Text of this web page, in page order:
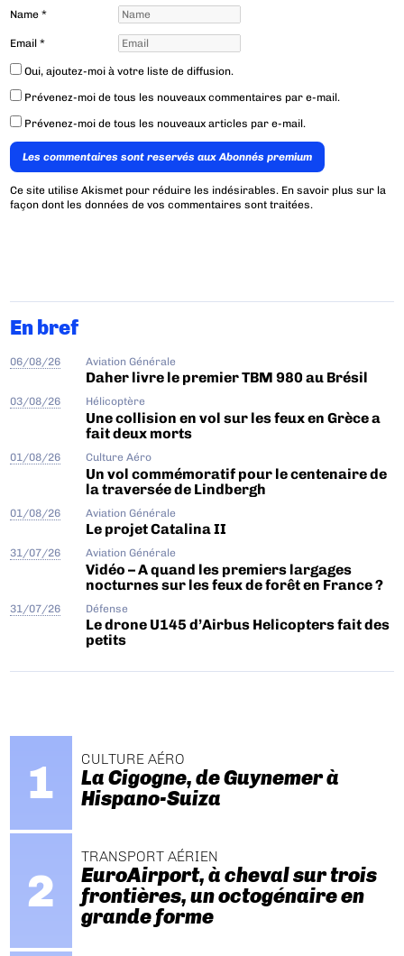
Name*
Email*
Oui, ajoutez-moi à votre liste de diffusion.
Prévenez-moi de tous les nouveaux commentaires par e-mail.
Prévenez-moi de tous les nouveaux articles par e-mail.
Les commentaires sont reservés aux Abonnés premium
Ce site utilise Akismet pour réduire les indésirables. En savoir plus sur la
façon dont les données de vos commentaires sont traitées.
En bref
06/08/26 Aviation Générale
Daher livre le premier TBM 980 au Brésil
03/08/26 Hélicoptère
Une collision en vol sur les feux en Grèce a
fait deux morts
01/08/26 Culture Aéro
Un vol commémoratif pour le centenaire de
la traversée de Lindbergh
01/08/26 Aviation Générale
Le projet Catalina II
31/07/26 Aviation Générale
Vidéo – A quand les premiers largages
nocturnes sur les feux de forêt en France ?
31/07/26 Défense
Le drone U145 d’Airbus Helicopters fait des
petits
CULTURE AÉRO
La Cigogne, de Guynemer à
Hispano-Suiza
TRANSPORT AÉRIEN
EuroAirport, à cheval sur trois
frontières, un octogénaire en
grande forme